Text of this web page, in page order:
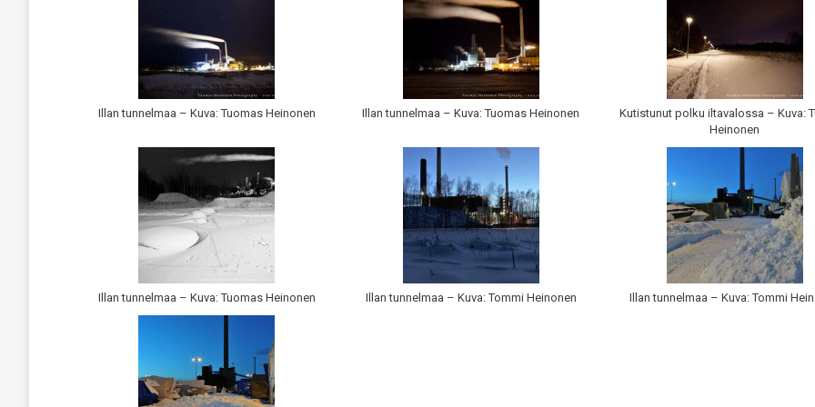
Illan tunnelmaa – Kuva: Tuomas Heinonen Illan tunnelmaa – Kuva: Tuomas Heinonen
Kutistunut polku iltavalossa – Kuva:
Heinonen
Illan tunnelmaa – Kuva: Tuomas Heinonen Illan tunnelmaa – Kuva: Tommi Heinonen Illan tunnelmaa – Kuva: Tommi